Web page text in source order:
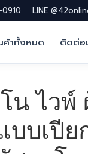
LINE
ค้าทั้งหมด ติดต่อ
น ไวพ์
บเปีย